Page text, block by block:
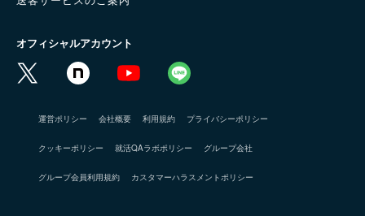
オフィシャルアカウント
運営ポリシー 会社概要 利用規約 プライバシーポリシー
クッキーポリシー 就活QAラボポリシー グループ会社
グループ会員利用規約 カスタマーハラスメントポリシー